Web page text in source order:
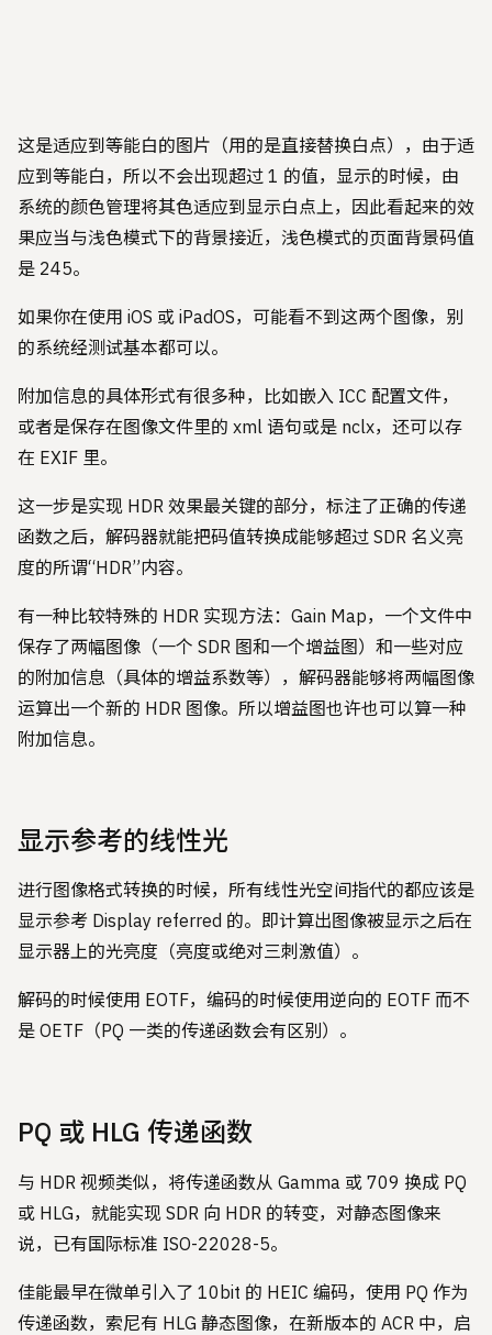
这是适应到等能白的图片（用的是直接替换白点），由于适
应到等能白，所以不会出现超过 1 的值，显示的时候，由
系统的颜色管理将其色适应到显示白点上，因此看起来的效
果应当与浅色模式下的背景接近，浅色模式的页面背景码值
是 245。
如果你在使用 iOS 或 iPadOS，可能看不到这两个图像，别
的系统经测试基本都可以。
附加信息的具体形式有很多种，比如嵌入 ICC 配置文件，
或者是保存在图像文件里的 xml 语句或是 nclx，还可以存
在 EXIF 里。
这一步是实现 HDR 效果最关键的部分，标注了正确的传递
函数之后，解码器就能把码值转换成能够超过 SDR 名义亮
度的所谓“HDR”内容。
有一种比较特殊的 HDR 实现方法：Gain Map，一个文件中
保存了两幅图像（一个 SDR 图和一个增益图）和一些对应
的附加信息（具体的增益系数等），解码器能够将两幅图像
运算出一个新的 HDR 图像。所以增益图也许也可以算一种
附加信息。
显示参考的线性光
进行图像格式转换的时候，所有线性光空间指代的都应该是
显示参考 Display referred 的。即计算出图像被显示之后在
显示器上的光亮度（亮度或绝对三刺激值）。
解码的时候使用 EOTF，编码的时候使用逆向的 EOTF 而不
是 OETF（PQ 一类的传递函数会有区别）。
PQ 或 HLG 传递函数
与 HDR 视频类似，将传递函数从 Gamma 或 709 换成 PQ
或 HLG，就能实现 SDR 向 HDR 的转变，对静态图像来
说，已有国际标准 ISO-22028-5。
佳能最早在微单引入了 10bit 的 HEIC 编码，使用 PQ 作为
传递函数，索尼有 HLG 静态图像，在新版本的 ACR 中，启